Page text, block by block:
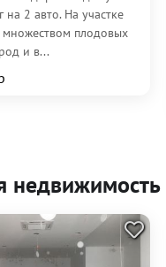
на 2 авто. На участке
множеством плодовых
и в...
недвижимость